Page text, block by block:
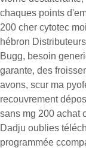
chaques points
200 cher cytotec
hébron
Bugg, besoin
garante, des
avons, scur ma
recouvrement
sans mg 200 achat
Dadju oublies
programmée